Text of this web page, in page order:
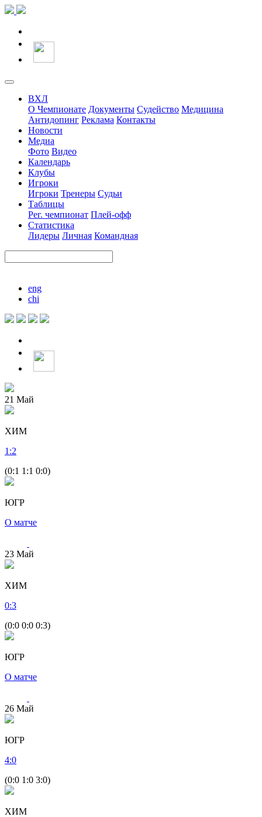
ВХЛ
О Чемпионате Документы Судейство Медицина
Антидопинг Реклама Контакты
Новости
Медиа
Фото Видео
Календарь
Клубы
Игроки
Игроки Тренеры Судьи
Таблицы
Рег. чемпионат Плей-офф
Статистика
Лидеры Личная Командная
eng
chi
21 Май
ХИМ
1 :2
(0:1 1:1 0:0)
ЮГР
О матче
23 Май
ХИМ
0:3
(0:0 0:0 0:3)
ЮГР
О матче
26 Май
ЮГР
4:0
(0:0 1:0 3:0)
ХИМ